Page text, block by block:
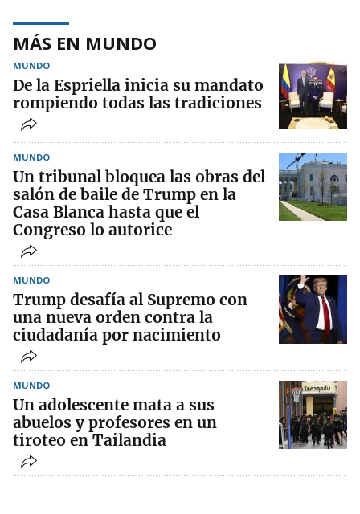
MÁS EN MUNDO
MUNDO
De la Espriella inicia su mandato
rompiendo todas las tradiciones
MUNDO
Un tribunal bloquea las obras del
salón de baile de Trump en la
Casa Blanca hasta que el
Congreso lo autorice
MUNDO
Trump desafía al Supremo con
una nueva orden contra la
ciudadanía por nacimiento
MUNDO
Un adolescente mata a sus
abuelos y profesores en un
tiroteo en Tailandia